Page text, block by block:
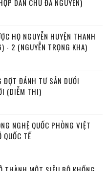
DÂN CHỦ ĐA NGUYÊN)
HỌ NGUYỄN HUYỆN THANH
2 (NGUYỄN TRỌNG KHA)
ĐỢT ĐÁNH TƯ SẢN DƯỚI
(DIỄM THI)
NGHỆ QUỐC PHÒNG VIỆT
QUỐC TẾ